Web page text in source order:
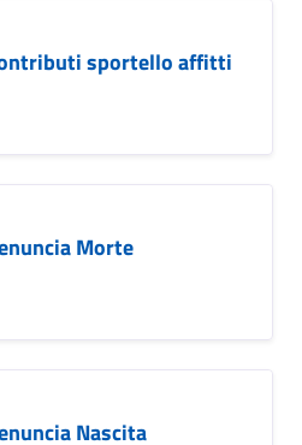
sportello affitti
Morte
Nascita